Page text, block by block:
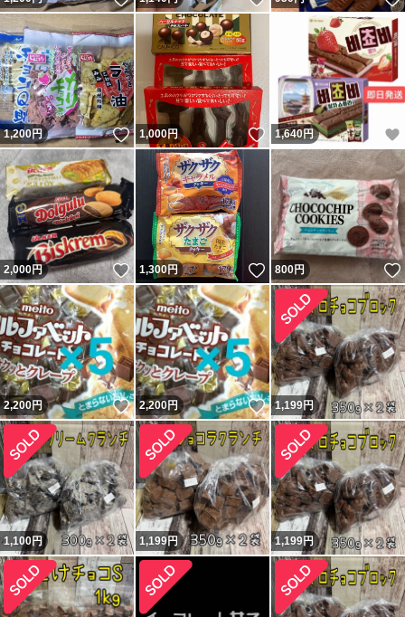
1,200円 いいね！
1,000円 いいね！
1,640円
2,000円 いいね！
1,300円 いいね！
800円
2,200円 いいね！
2,200円 いいね！
1,199円
1,100円 1,199円 1,199円